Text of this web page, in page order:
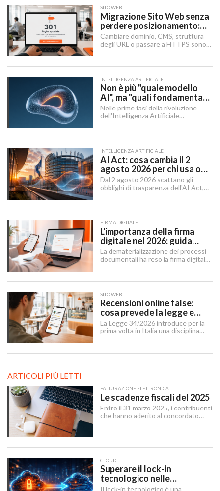
SITO WEB
Migrazione Sito Web senza
perdere posizionamento:
Redirect 301, URL e
Checklist SEO
Cambiare dominio, CMS, struttura
degli URL o passare a HTTPS sono i
ricerca.
INTELLIGENZA ARTIFICIALE
Non è più "quale modello
AI", ma "quali fondamenta":
dati, infrastruttura,
governance
Nelle prime fasi della rivoluzione
dell'Intelligenza Artificiale
"Quale modello dobbiamo usare?".
INTELLIGENZA ARTIFICIALE
AI Act: cosa cambia il 2
agosto 2026 per chi usa o
integra l'AI
Dal 2 agosto 2026 scattano gli
obblighi di trasparenza dell'AI Act,
rinviato quelli sui sistemi ad alto
rischio.
FIRMA DIGITALE
L'importanza della firma
digitale nel 2026: guida
completa per aziende e
professionisti
La dematerializzazione dei processi
documentali ha reso la firma digitale
SITO WEB
Recensioni online false:
cosa prevede la legge e
cosa possono fare le
imprese
La Legge 34/2026 introduce per la
prima volta in Italia una disciplina
ristorazione e del turismo.
ARTICOLI PIÙ LETTI
FATTURAZIONE ELETTRONICA
Le scadenze fiscali del 2025
Entro il 31 marzo 2025, i contribuenti
che hanno aderito al concordato
anni 2018-2022, versando
sui redditi e relative addizionali e
dell’IRAP.
CLOUD
Superare il lock-in
tecnologico nelle
architetture IT
Il lock-in tecnologico è una